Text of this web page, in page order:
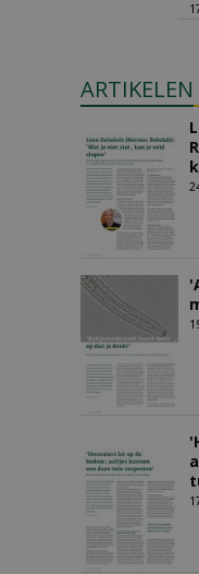
ARTIKELEN